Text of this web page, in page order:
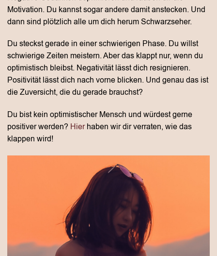
Motivation. Du kannst sogar andere damit anstecken. Und
dann sind plötzlich alle um dich herum Schwarzseher.
Du steckst gerade in einer schwierigen Phase. Du willst
schwierige Zeiten meistern. Aber das klappt nur, wenn du
optimistisch bleibst. Negativität lässt dich resignieren.
Positivität lässt dich nach vorne blicken. Und genau das ist
die Zuversicht, die du gerade brauchst?
Du bist kein optimistischer Mensch und würdest gerne
positiver werden? Hierhaben wir dir verraten, wie das
klappen wird!